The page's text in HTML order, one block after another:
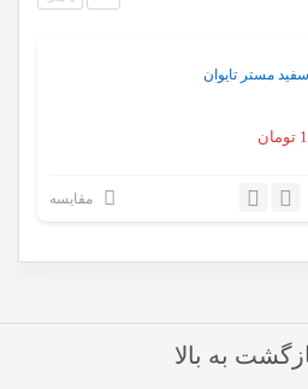
مستر تایوان
تومان
مقایسه
به بالا